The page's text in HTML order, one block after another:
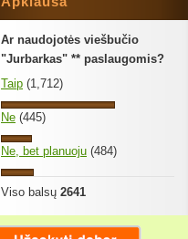
Ar naudojotės viešbučio
"Jurbarkas" ** paslaugomis?
Taip (1,712)
Ne (445)
Ne, bet planuoju (484)
Viso balsų 2641